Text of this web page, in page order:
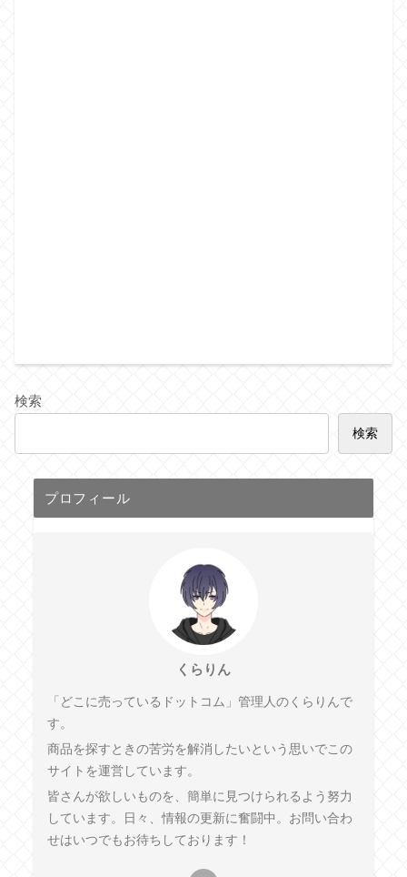
検索
検索
プロフィール
くらりん
「どこに売っているドットコム」管理人のくらりんで
す。
商品を探すときの苦労を解消したいという思いでこの
サイトを運営しています。
皆さんが欲しいものを、簡単に見つけられるよう努力
しています。日々、情報の更新に奮闘中。お問い合わ
せはいつでもお待ちしております！